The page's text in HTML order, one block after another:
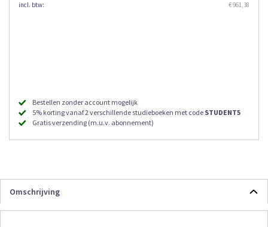
€ 961,38
Bestellen zonder account mogelijk
5% korting vanaf 2 verschillende studieboeken met code STUDENT5
Gratis verzending (m.u.v. abonnement)
Omschrijving